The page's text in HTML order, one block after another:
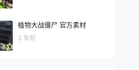
植物大战僵尸 官方素材
3 年前